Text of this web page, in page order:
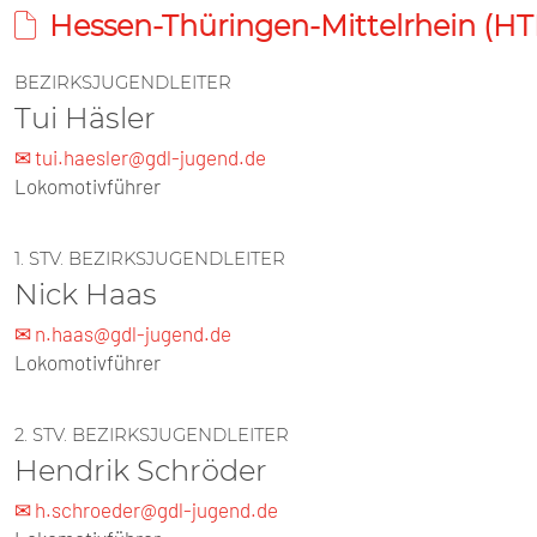
Hessen-Thüringen-Mittelrhein
BEZIRKSJUGENDLEITER
Tui Häsler
✉ tui.haesler@gdl-jugend.de
Lokomotivführer
1. STV. BEZIRKSJUGENDLEITER
Nick Haas
✉ n.haas@gdl-jugend.de
Lokomotivführer
2. STV. BEZIRKSJUGENDLEITER
Hendrik Schröder
✉ h.schroeder@gdl-jugend.de